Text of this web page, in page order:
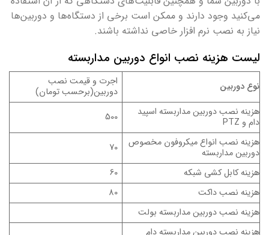
می‌کنید وجود دارند و ممکن است برخی از دستگاه‌ها و دوربین‌ها
نیاز به نصب نرم افزار خاصی نداشته باشند.
لیست هزینه نصب انواع دوربین مداربسته
نوع دوربین اجرت و قیمت نصب
دوربین(برحسب تومان)
هزینه نصب دوربین مداربسته اسپید
دام و PTZ
500
هزینه نصب انواع میکروفون مخصوص
دوربین مداربسته
70
هزینه کابل کشی شبکه
60
هزینه نصب داکت
80
هزینه نصب دوربین مداربسته بولت
هزینه نصب دوربین مداربسته دام